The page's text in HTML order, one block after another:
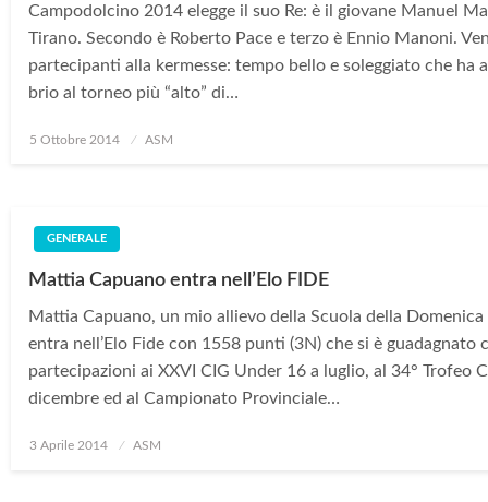
Campodolcino 2014 elegge il suo Re: è il giovane Manuel
Tirano. Secondo è Roberto Pace e terzo è Ennio Manoni.
partecipanti alla kermesse: tempo bello e soleggiato che ha
brio al torneo più “alto” di…
Posted
5 Ottobre 2014 ASM
GENERALE
Mattia Capuano entra nell’Elo FIDE
Mattia Capuano, un mio allievo della Scuola della
entra nell’Elo Fide con 1558 punti (3N) che si è guadagnato
partecipazioni ai XXVI CIG Under 16 a luglio, al 34° Trofeo
dicembre ed al Campionato Provinciale…
Posted
3 Aprile 2014 ASM